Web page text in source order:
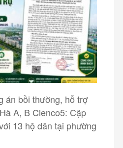
án bồi thường, hỗ trợ
A, B Cienco5: Cập
13 hộ dân tại phường